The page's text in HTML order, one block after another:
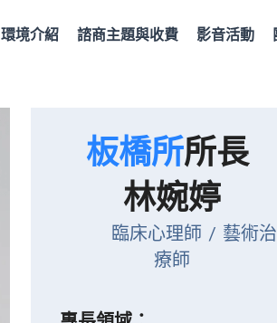
環境介紹 諮商主題與收費 影音活動
板橋所所長
林婉婷
療師